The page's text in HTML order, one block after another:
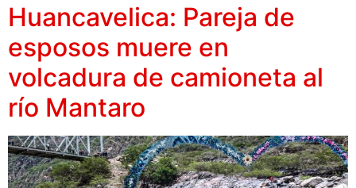
Huancavelica: Pareja de
esposos muere en
volcadura de camioneta al
río Mantaro